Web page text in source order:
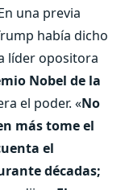
una previa
había dicho
líder opositora
Nobel de la
el poder. «No
más tome el
el
décadas;